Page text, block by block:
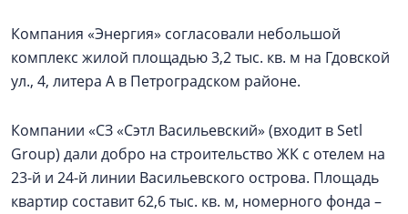
Компания «Энергия» согласовали небольшой
комплекс жилой площадью 3,2 тыс. кв. м на Гдовской
ул., 4, литера А в Петроградском районе.
Компании «СЗ «Сэтл Васильевский» (входит в Setl
Group) дали добро на строительство ЖК с отелем на
23-й и 24-й линии Васильевского острова. Площадь
квартир составит 62,6 тыс. кв. м, номерного фонда –